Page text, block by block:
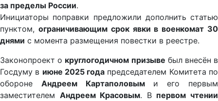
за пределы России.
Инициаторы поправки предложили дополнить статью
пунктом, ограничивающим срок явки в военкомат 30
днями с момента размещения повестки в реестре.
Законопроект о круглогодичном призыве был внесён в
Госдуму в июне 2025 года председателем Комитета по
обороне Андреем Картаполовыми его первым
заместителем Андреем Красовым. В первом чтении